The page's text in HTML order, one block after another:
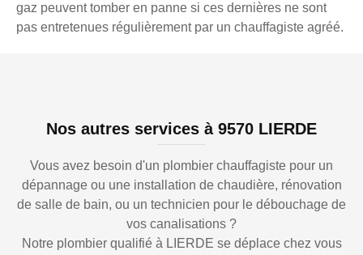
gaz peuvent tomber en panne si ces dernières ne sont
pas entretenues régulièrement par un chauffagiste agréé.
Nos autres services à 9570 LIERDE
Vous avez besoin d'un plombier chauffagiste pour un
dépannage ou une installation de chaudière, rénovation
de salle de bain, ou un technicien pour le débouchage de
vos canalisations ?
Notre plombier qualifié à LIERDE se déplace chez vous